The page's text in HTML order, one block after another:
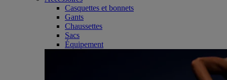
Casquettes et bonnets
Gants
Chaussettes
Sacs
Équipement